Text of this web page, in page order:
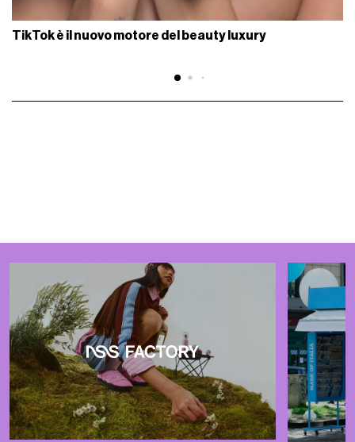
TikTok è il nuovo motore del beauty luxury